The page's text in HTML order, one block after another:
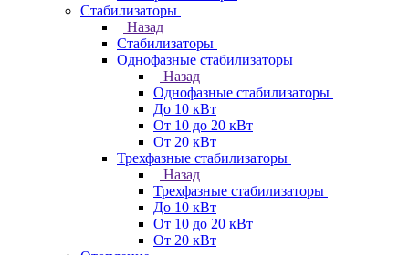
Стабилизаторы
Назад
Стабилизаторы
Однофазные стабилизаторы
Назад
Однофазные стабилизаторы
До 10 кВт
От 10 до 20 кВт
От 20 кВт
Трехфазные стабилизаторы
Назад
Трехфазные стабилизаторы
До 10 кВт
От 10 до 20 кВт
От 20 кВт